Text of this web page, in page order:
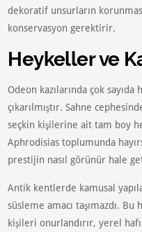
dekoratif unsurların
konservasyon gerektirir.
Heykeller ve
Odeon kazılarında çok
çıkarılmıştır. Sahne
seçkin kişilerine ait tam boy
Aphrodisias toplumunda
prestijin nasıl görünür hale
Antik kentlerde kamusal
süsleme amacı taşımazdı.
kişileri onurlandırır, yerel